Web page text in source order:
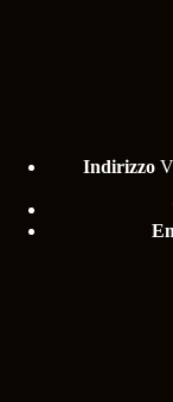
Indirizzo